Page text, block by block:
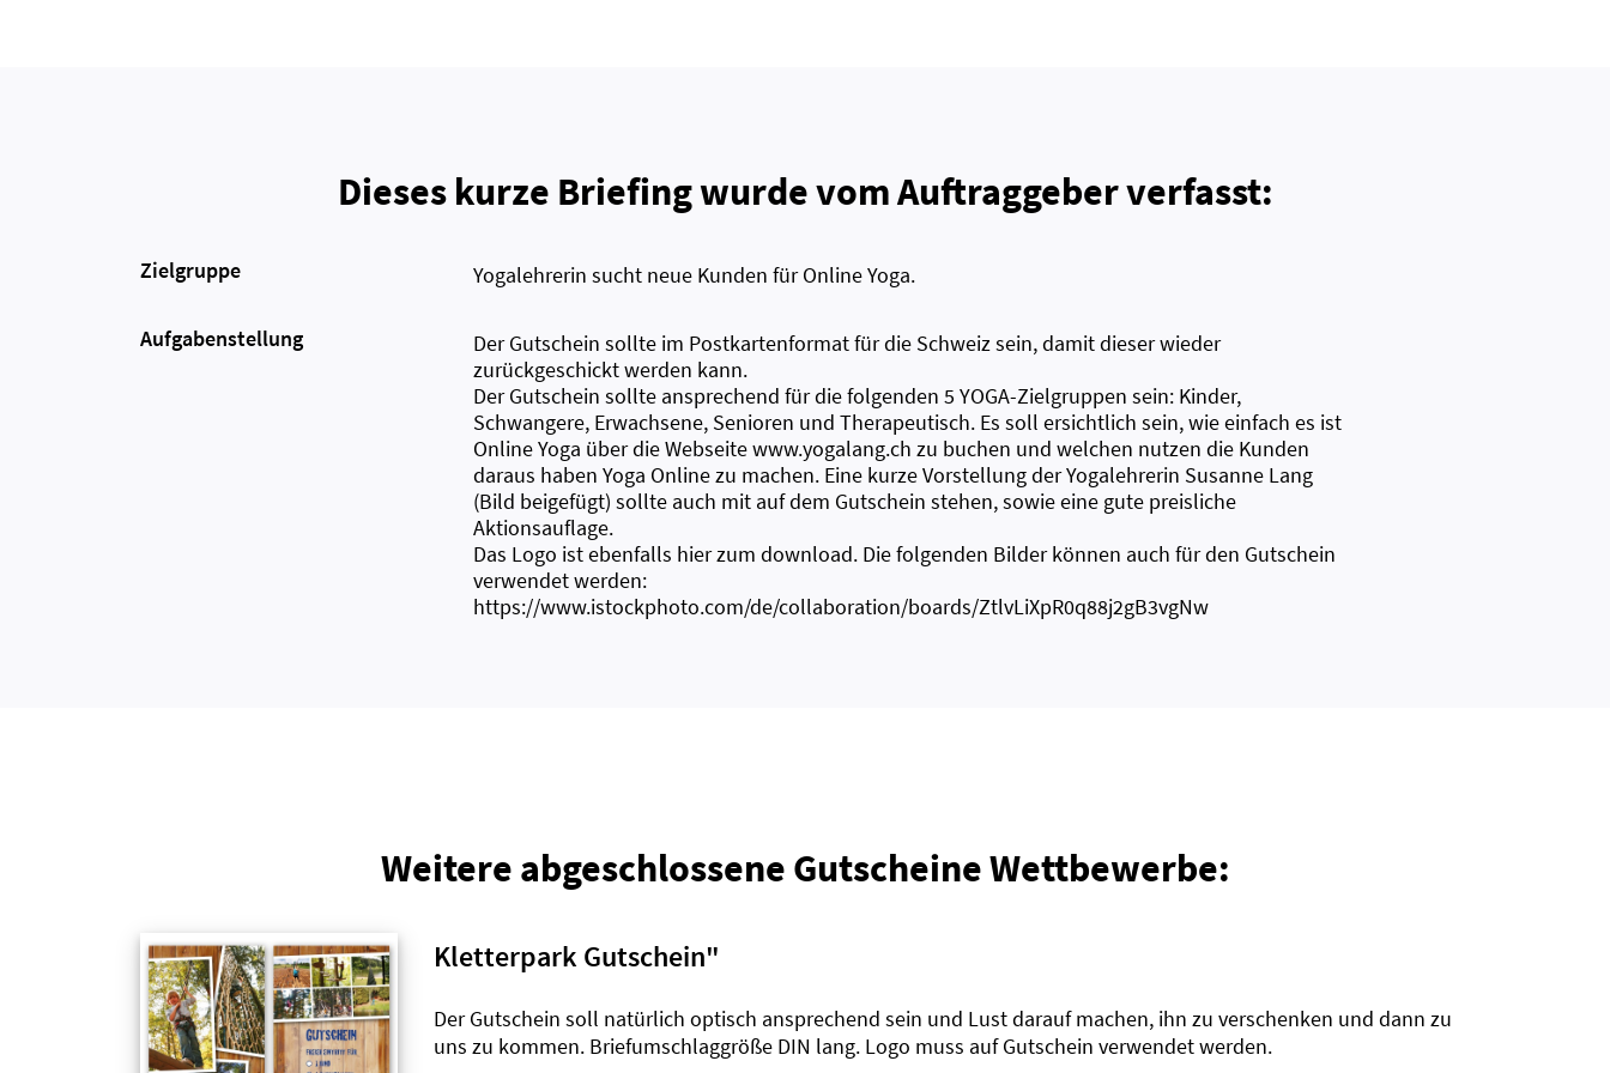
Dieses kurze Briefing wurde vom Auftraggeber verfasst:
Zielgruppe Yogalehrerin sucht neue Kunden für Online Yoga.
Aufgabenstellung
Der Gutschein sollte im Postkartenformat für die Schweiz sein, damit dieser wieder
zurückgeschickt werden kann.
Der Gutschein sollte ansprechend für die folgenden 5 YOGA-Zielgruppen sein: Kinder,
Schwangere, Erwachsene, Senioren und Therapeutisch. Es soll ersichtlich sein, wie einfach es ist
Online Yoga über die Webseite www.yogalang.ch zu buchen und welchen nutzen die Kunden
daraus haben Yoga Online zu machen. Eine kurze Vorstellung der Yogalehrerin Susanne Lang
(Bild beigefügt) sollte auch mit auf dem Gutschein stehen, sowie eine gute preisliche
Aktionsauflage.
Das Logo ist ebenfalls hier zum download. Die folgenden Bilder können auch für den Gutschein
verwendet werden:
https://www.istockphoto.com/de/collaboration/boards/ZtlvLiXpR0q88j2gB3vgNw
Weitere abgeschlossene Gutscheine Wettbewerbe:
Kletterpark Gutschein"
Der Gutschein soll natürlich optisch ansprechend sein und Lust darauf machen, ihn zu verschenken und dann zu
uns zu kommen. Briefumschlaggröße DIN lang. Logo muss auf Gutschein verwendet werden.